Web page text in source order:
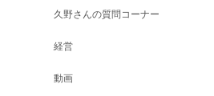
久野さんの質問コーナー
経営
動画